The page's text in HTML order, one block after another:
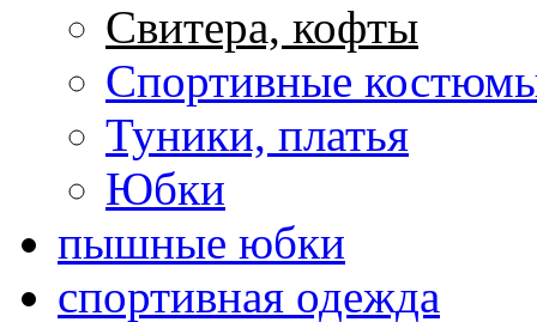
Свитера, кофты
Спортивные
Туники, платья
Юбки
пышные юбки
спортивная одежда